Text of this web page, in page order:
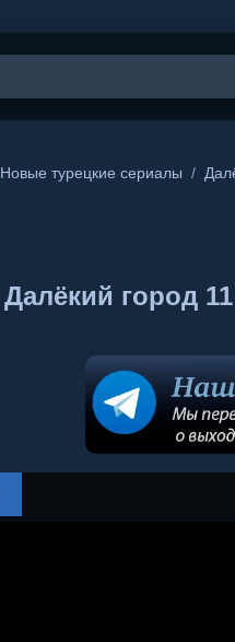
Новые турецкие сериалы /
Далёкий город